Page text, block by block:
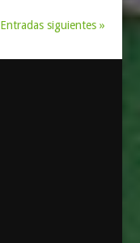
Entradas siguientes »